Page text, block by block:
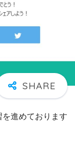
進めております